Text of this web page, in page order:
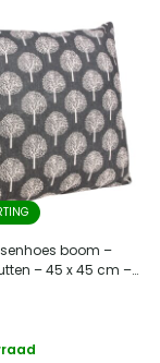
boom –
– 45 x 45 cm –